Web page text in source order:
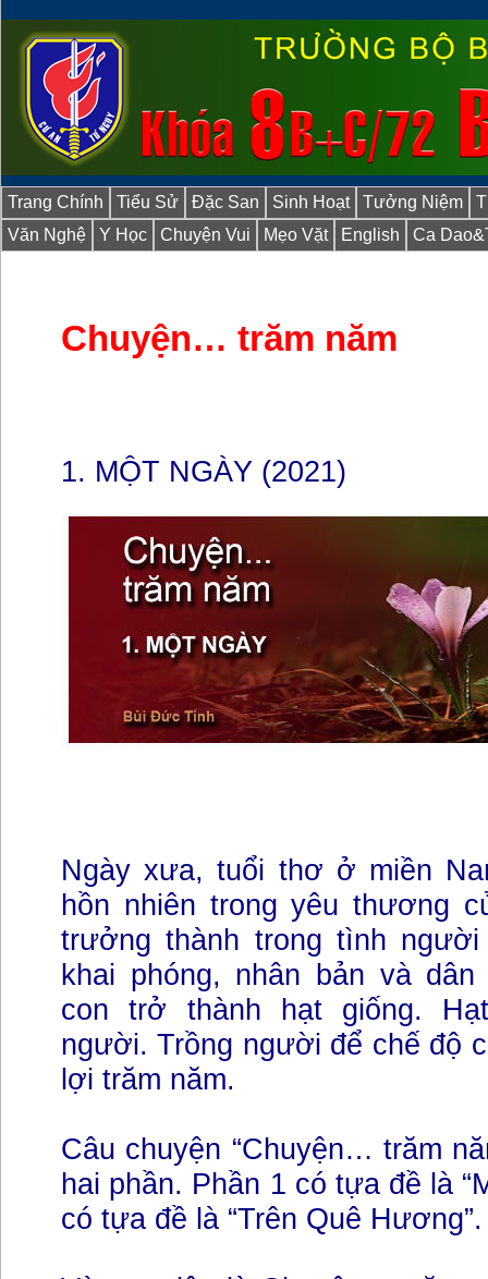
Trang Chính Tiểu Sử Đặc San Sinh Hoạt Tưởng Niệm
Văn Nghệ
Y Học Chuyện Vui Mẹo Vặt English Ca
Chuyện… trăm năm
1. MỘT NGÀY (2021)
Ngày xưa, tuổi thơ ở miền
hồn nhiên trong yêu thương
trưởng thành trong tình
khai phóng, nhân bản và
con trở thành hạt giống.
người. Trồng người để chế độ
lợi trăm năm.
Câu chuyện “Chuyện… trăm
hai phần. Phần 1 có tựa đề là
có tựa đề là “Trên Quê Hương”.